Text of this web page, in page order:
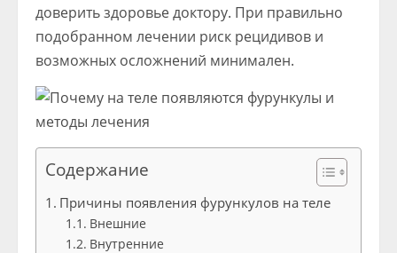
доверить здоровье доктору. При правильно
подобранном лечении риск рецидивов и
возможных осложнений минимален.
Содержание
Причины появления фурункулов на теле
Внешние
Внутренние